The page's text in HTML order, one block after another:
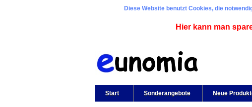
Diese Website benutzt Cookies, die
Hier kann man
Start Sonderangebote Neue